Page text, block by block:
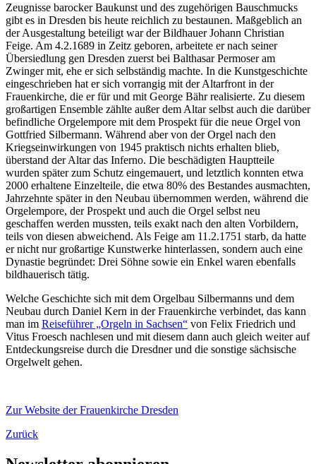
Zeugnisse barocker Baukunst und des zugehörigen Bauschmucks
gibt es in Dresden bis heute reichlich zu bestaunen. Maßgeblich an
der Ausgestaltung beteiligt war der Bildhauer Johann Christian
Feige. Am 4.2.1689 in Zeitz geboren, arbeitete er nach seiner
Übersiedlung gen Dresden zuerst bei Balthasar Permoser am
Zwinger mit, ehe er sich selbständig machte. In die Kunstgeschichte
eingeschrieben hat er sich vorrangig mit der Altarfront in der
Frauenkirche, die er für und mit George Bähr realisierte. Zu diesem
großartigen Ensemble zählte außer dem Altar selbst auch die darüber
befindliche Orgelempore mit dem Prospekt für die neue Orgel von
Gottfried Silbermann. Während aber von der Orgel nach den
Kriegseinwirkungen von 1945 praktisch nichts erhalten blieb,
überstand der Altar das Inferno. Die beschädigten Hauptteile
wurden später zum Schutz eingemauert, und letztlich konnten etwa
2000 erhaltene Einzelteile, die etwa 80% des Bestandes ausmachten,
Jahrzehnte später in den Neubau übernommen werden, während die
Orgelempore, der Prospekt und auch die Orgel selbst neu
geschaffen werden mussten, teils exakt nach den alten Vorbildern,
teils von diesen abweichend. Als Feige am 11.2.1751 starb, da hatte
er nicht nur großartige Kunstwerke hinterlassen, sondern auch eine
Dynastie begründet: Drei Söhne sowie ein Enkel waren ebenfalls
bildhauerisch tätig.
Welche Geschichte sich mit dem Orgelbau Silbermanns und dem
Neubau durch Daniel Kern in der Frauenkirche verbindet, das kann
man im Reiseführer „Orgeln in Sachsen“ von Felix Friedrich und
Vitus Froesch nachlesen und mit diesem dann auch gleich weiter auf
Entdeckungsreise durch die Dresdner und die sonstige sächsische
Orgelwelt gehen.
Zur Website der Frauenkirche Dresden
Zurück